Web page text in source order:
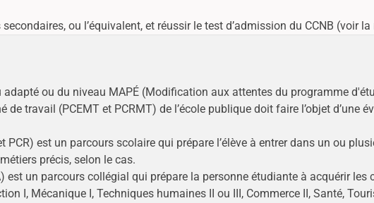
ou l’équivalent, et réussir le test d’admission du CCNB (voir la
ou du niveau MAPÉ (Modification aux attentes du programme
travail (PCEMT et PCRMT) de l’école publique doit faire l’objet d’une
PCR) est un parcours scolaire qui prépare l’élève à entrer dans un ou
précis, selon le cas.
est un parcours collégial qui prépare la personne étudiante à acquérir les
I, Mécanique I, Techniques humaines II ou III, Commerce II, Santé,